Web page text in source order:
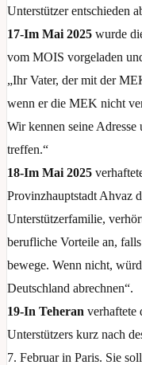
Unterstützer entschieden
17-Im Mai 2025 wurde
vom MOIS vorgeladen
„Ihr Vater, der mit der
wenn er die MEK nicht
Wir kennen seine
treffen.“
18-Im Mai 2025
Provinzhauptstadt Ahvaz
Unterstützerfamilie,
berufliche Vorteile an,
bewege. Wenn nicht,
Deutschland abrechnen“.
19-In Teheran verhaftete
Unterstützers kurz nach
7. Februar in Paris. Sie